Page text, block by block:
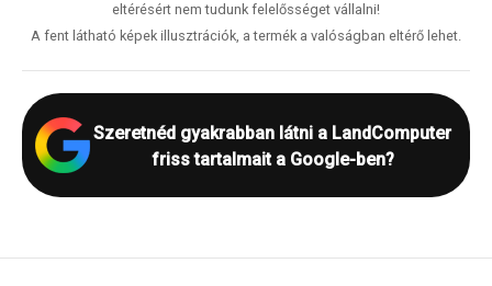
eltérésért nem tudunk felelősséget vállalni!
A fent látható képek illusztrációk, a termék a valóságban eltérő lehet.
Szeretnéd gyakrabban látni a LandComputer
friss tartalmait a Google-ben?